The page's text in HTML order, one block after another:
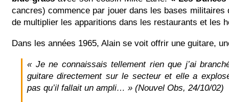
cancres) commence par jouer dans les bases militaires
de multiplier les apparitions dans les restaurants et les
Dans les années 1965, Alain se voit offrir une guitare,
« Je ne connaissais tellement rien que j’ai
guitare directement sur le secteur et elle a
pas qu’il fallait un ampli… » (Nouvel Obs, 24/10/02)